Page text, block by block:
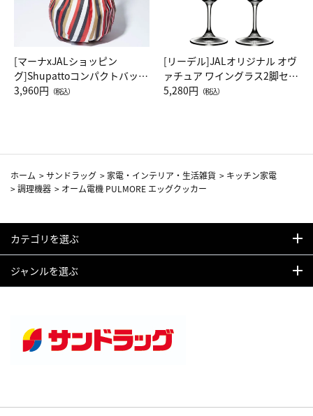
[マーナxJALショッピン
グ]Shupattoコンパクトバッグ
Drop JAL客室乗務員（LC）ス
3,960円 （税込）
[リーデル]JALオリジナル オヴ
ァチュア ワイングラス2脚セッ
ト（レッドワイン）
5,280円 （税込）
ホーム >サンドラッグ > 家電・インテリア・生活雑貨 > キッチン家電
>調理機器 > オーム電機 PULMORE エッグクッカー
カテゴリを選ぶ
ジャンルを選ぶ